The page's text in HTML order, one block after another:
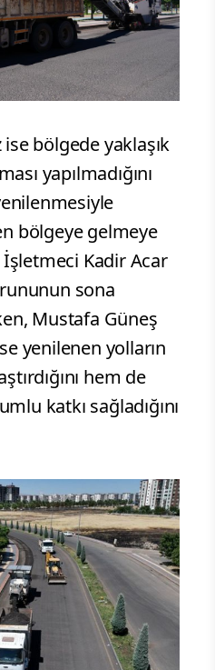
ise bölgede yaklaşık
yapılmadığını
bölgeye gelmeye
İşletmeci Kadir Acar
sona
Mustafa Güneş
yenilenen yolların
hem de
katkı sağladığını